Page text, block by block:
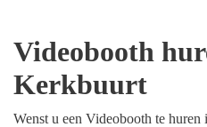
Videobooth
Kerkbuurt
Wenst u een Videobooth te